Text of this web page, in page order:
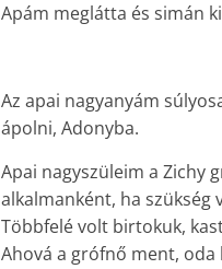
Apám meglátta és simán
Az apai nagyanyám
ápolni, Adonyba.
Apai nagyszüleim a Zichy
alkalmanként, ha szükség
Többfelé volt birtokuk,
Ahová a grófnő ment, oda